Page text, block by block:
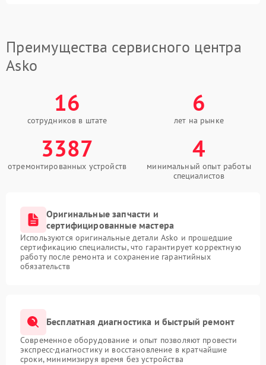
Преимущества сервисного центра
Asko
16
сотрудников в штате
6
лет на рынке
3387
отремонтированных устройств
4
минимальный опыт работы
специалистов
Оригинальные запчасти и
сертифицированные мастера
Используются оригинальные детали Asko и прошедшие
сертификацию специалисты, что гарантирует корректную
работу после ремонта и сохранение гарантийных
обязательств
Бесплатная диагностика и быстрый ремонт
Современное оборудование и опыт позволяют провести
экспресс-диагностику и восстановление в кратчайшие
сроки, минимизируя время без устройства